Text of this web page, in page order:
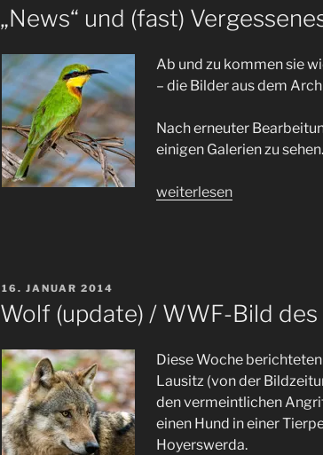
„News“ und (fast)
Ab und zu kommen sie
– die Bilder aus dem
Nach erneuter
einigen Galerien zu
„„News“
weiterlesen
VERÖFFENTLICHT
AM
16. JANUAR 2014
Wolf (update) / WWF-Bild des
Diese Woche
Lausitz (von der
den vermeintlichen
einen Hund in einer
Hoyerswerda.